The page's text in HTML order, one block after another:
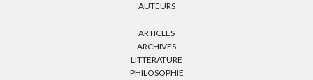
AUTEURS
ARTICLES
ARCHIVES
LITTÉRATURE
PHILOSOPHIE